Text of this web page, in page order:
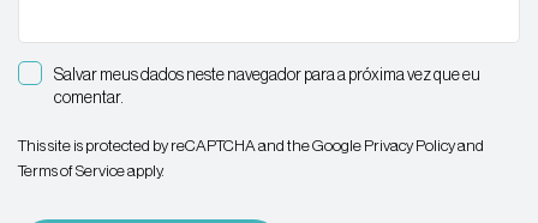
Salvar meus dados neste navegador para a próxima vez que eu
comentar.
This site is protected by reCAPTCHA and the Google Privacy Policyand
Terms of Serviceapply.